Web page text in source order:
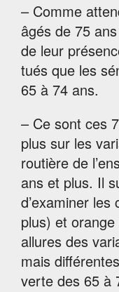
– Comme
âgés de 75
de leur
tués que les
65 à 74 ans.
– Ce sont ces
plus sur les
routière de
ans et plus. Il
d’examiner
plus) et
allures des
mais
verte des 65 à